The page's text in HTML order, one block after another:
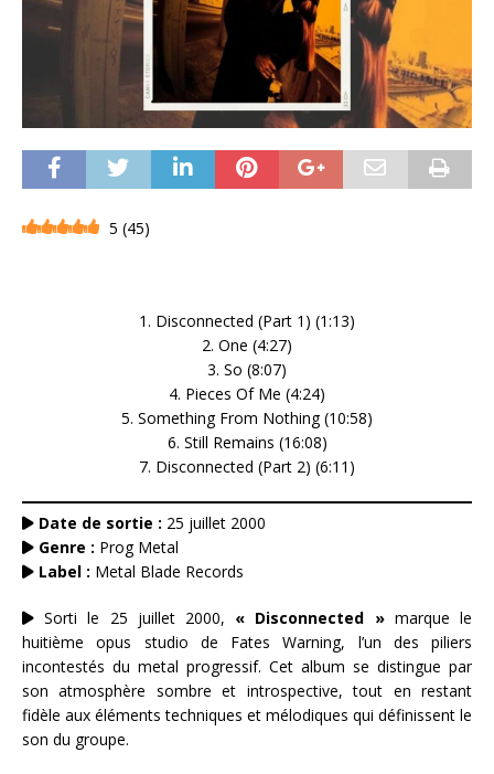
5 (45)
1. Disconnected (Part 1) (1:13)
2. One (4:27)
3. So (8:07)
4. Pieces Of Me (4:24)
5. Something From Nothing (10:58)
6. Still Remains (16:08)
7. Disconnected (Part 2) (6:11)
Date de sortie : 25 juillet 2000
Genre : Prog Metal
Label : Metal Blade Records
Sorti le 25 juillet 2000, « Disconnected »marque le
huitième opus studio de Fates Warning, l’un des piliers
incontestés du metal progressif. Cet album se distingue par
son atmosphère sombre et introspective, tout en restant
fidèle aux éléments techniques et mélodiques qui définissent le
son du groupe.